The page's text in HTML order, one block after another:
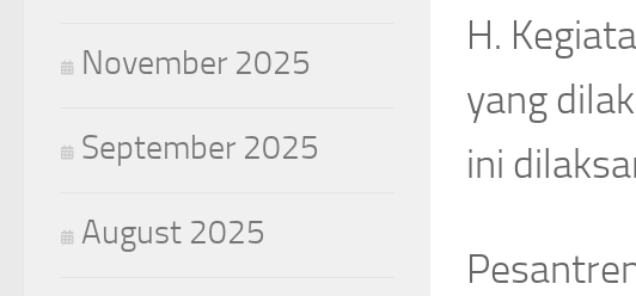
H.
yang
ini
November 2025
September 2025
August 2025